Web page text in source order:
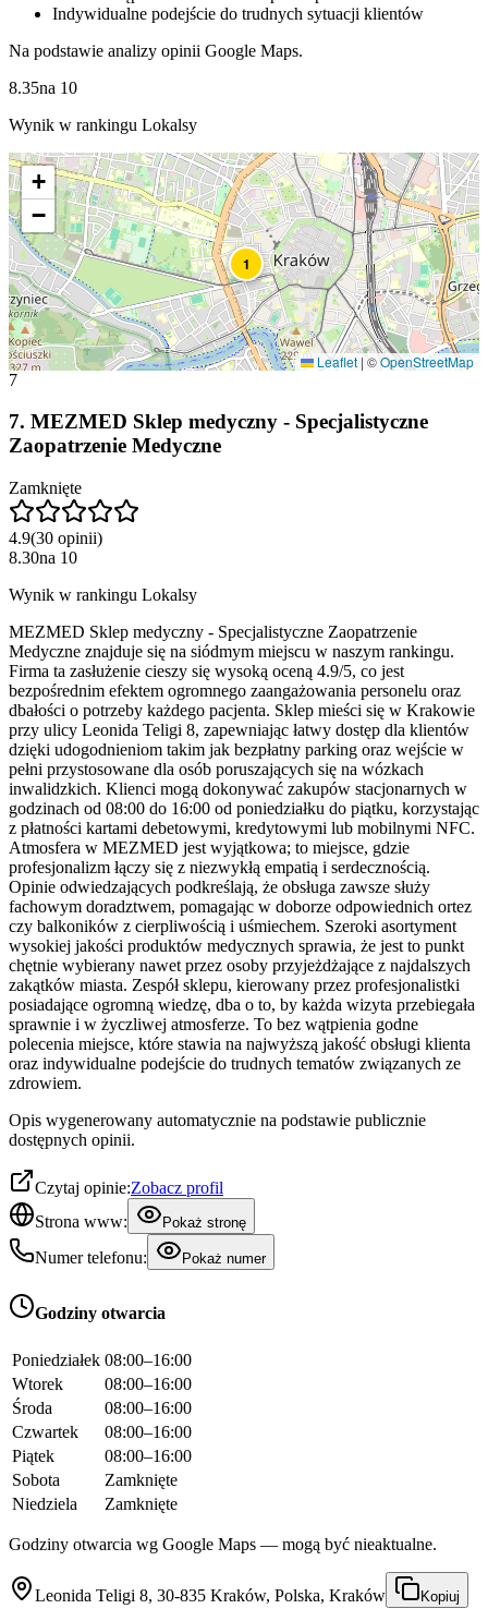
Indywidualne podejście do trudnych sytuacji klientów
Na podstawie analizy opinii Google Maps.
8.35na 10
Wynik w rankingu Lokalsy
1
+
−
Leaflet | ©OpenStreetMap
7
7. MEZMED Sklep medyczny - Specjalistyczne
Zaopatrzenie Medyczne
Zamknięte
4.9(30 opinii)
8.30na 10
Wynik w rankingu Lokalsy
MEZMED Sklep medyczny - Specjalistyczne Zaopatrzenie
Medyczne znajduje się na siódmym miejscu w naszym rankingu.
Firma ta zasłużenie cieszy się wysoką oceną 4.9/5, co jest
bezpośrednim efektem ogromnego zaangażowania personelu oraz
dbałości o potrzeby każdego pacjenta. Sklep mieści się w Krakowie
przy ulicy Leonida Teligi 8, zapewniając łatwy dostęp dla klientów
dzięki udogodnieniom takim jak bezpłatny parking oraz wejście w
pełni przystosowane dla osób poruszających się na wózkach
inwalidzkich. Klienci mogą dokonywać zakupów stacjonarnych w
godzinach od 08:00 do 16:00 od poniedziałku do piątku, korzystając
z płatności kartami debetowymi, kredytowymi lub mobilnymi NFC.
Atmosfera w MEZMED jest wyjątkowa; to miejsce, gdzie
profesjonalizm łączy się z niezwykłą empatią i serdecznością.
Opinie odwiedzających podkreślają, że obsługa zawsze służy
fachowym doradztwem, pomagając w doborze odpowiednich ortez
czy balkoników z cierpliwością i uśmiechem. Szeroki asortyment
wysokiej jakości produktów medycznych sprawia, że jest to punkt
chętnie wybierany nawet przez osoby przyjeżdżające z najdalszych
zakątków miasta. Zespół sklepu, kierowany przez profesjonalistki
posiadające ogromną wiedzę, dba o to, by każda wizyta przebiegała
sprawnie i w życzliwej atmosferze. To bez wątpienia godne
polecenia miejsce, które stawia na najwyższą jakość obsługi klienta
oraz indywidualne podejście do trudnych tematów związanych ze
zdrowiem.
Opis wygenerowany automatycznie na podstawie publicznie
dostępnych opinii.
Czytaj opinie:Zobacz profil
Strona www:
Pokaż stronę
Numer telefonu: Pokaż numer
Godziny otwarcia
Poniedziałek 08:00–16:00
Wtorek
08:00–16:00
Środa
08:00–16:00
Czwartek
08:00–16:00
Piątek
08:00–16:00
Sobota
Zamknięte
Niedziela
Zamknięte
Godziny otwarcia wg Google Maps — mogą być nieaktualne.
Leonida Teligi 8, 30-835 Kraków, Polska, Kraków Kopiuj